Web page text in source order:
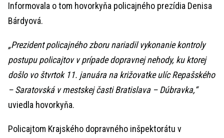
Informovala o tom hovorkyňa policajného prezídia Denisa
Bárdyová.
„Prezident policajného zboru nariadil vykonanie kontroly
postupu policajtov v prípade dopravnej nehody, ku ktorej
došlo vo štvrtok 11. januára na križovatke ulíc Repašského
– Saratovská v mestskej časti Bratislava – Dúbravka,“
uviedla hovorkyňa.
Policajtom Krajského dopravného inšpektorátu v